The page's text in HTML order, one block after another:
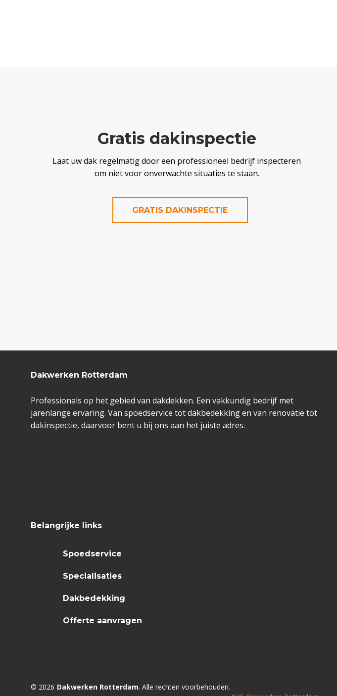
Gratis dakinspectie
Laat uw dak regelmatig door een professioneel bedrijf inspecteren
om niet voor onverwachte situaties te staan.
GRATIS DAKINSPECTIE
Dakwerken Rotterdam
Professionals op het gebied van dakdekken. Een vakkundig bedrijf met
jarenlange ervaring. Van spoedservice tot dakbedekking en van renovatie tot
dakinspectie, daarvoor bent u bij ons aan het juiste adres.
Belangrijke links
Spoedservice
Specialisaties
Dakbedekking
Offerte aanvragen
© 2026 Dakwerken Rotterdam. Alle rechten voorbehouden.